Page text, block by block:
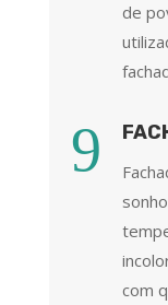
de
9
com